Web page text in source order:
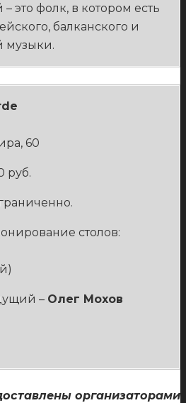
это фолк, в котором есть
балканского и
музыки.
60
руб.
столов:
– Олег Мохов
организаторами